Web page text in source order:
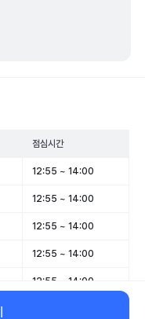
점심시간
12:55 ~ 14:00
12:55 ~ 14:00
12:55 ~ 14:00
12:55 ~ 14:00
12:55 ~ 14:00